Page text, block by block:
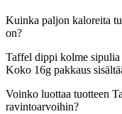
Kuinka paljon kaloreita
on?
Taffel dippi kolme
Koko 16g pakkaus
Voinko luottaa tuotteen
ravintoarvoihin?